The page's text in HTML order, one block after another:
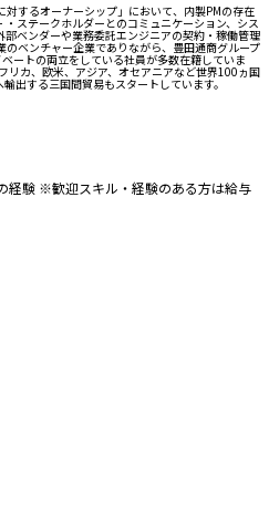
するオーナーシップ」において、内製PMの存在
ステークホルダーとのコミュニケーション、シス
ベンダーや業務委託エンジニアの契約・稼働管理
ベンチャー企業でありながら、豊田通商グループ
ートの両立をしている社員が多数在籍していま
リカ、欧米、アジア、オセアニアなど世界100ヵ国
出する三国間貿易もスタートしています。
経験 ※歓迎スキル・経験のある方は給与